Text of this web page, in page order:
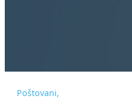
Poštovani,